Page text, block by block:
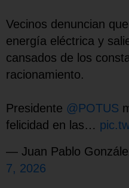
Vecinos denuncian
energía eléctrica y
cansados de los
racionamiento.
Presidente @POTUS
felicidad en las…
— Juan Pablo
7, 2026